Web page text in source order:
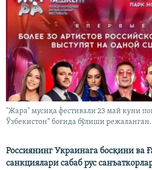
Озодлик бошқа тилларда
"Жара" мусиқа фестивали 23 май куни
Ўзбекистон” боғида бўлиши режаланган.
Россиянинг Украинага босқини ва
санкциялари сабаб рус